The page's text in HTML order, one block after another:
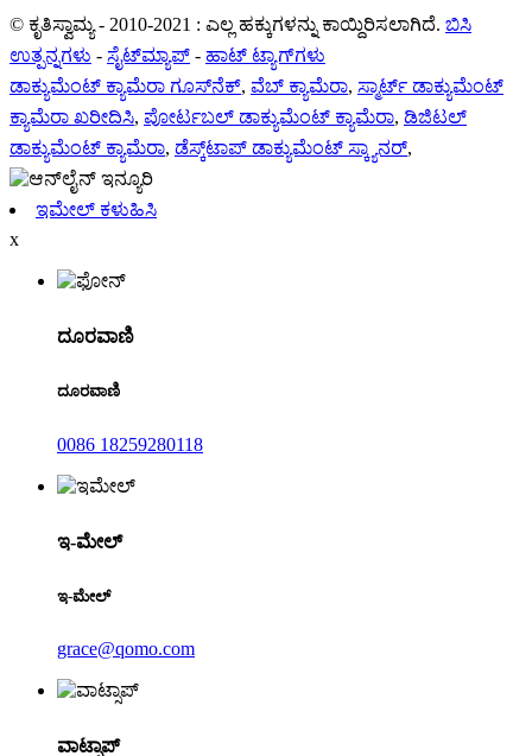
© ಕೃತಿಸ್ವಾಮ್ಯ - 2010-2021 : ಎಲ್ಲ ಹಕ್ಕುಗಳನ್ನು ಕಾಯ್ದಿರಿಸಲಾಗಿದೆ. ಬಿಸಿ
ಉತ್ಪನ್ನಗಳು - ಸೈಟ್‌ಮ್ಯಾಪ್ - ಹಾಟ್ ಟ್ಯಾಗ್‌ಗಳು
ಡಾಕ್ಯುಮೆಂಟ್ ಕ್ಯಾಮೆರಾ ಗೂಸ್‌ನೆಕ್, ವೆಬ್ ಕ್ಯಾಮೆರಾ, ಸ್ಮಾರ್ಟ್ ಡಾಕ್ಯುಮೆಂಟ್
ಕ್ಯಾಮೆರಾ ಖರೀದಿಸಿ, ಪೋರ್ಟಬಲ್ ಡಾಕ್ಯುಮೆಂಟ್ ಕ್ಯಾಮೆರಾ, ಡಿಜಿಟಲ್
ಡಾಕ್ಯುಮೆಂಟ್ ಕ್ಯಾಮೆರಾ, ಡೆಸ್ಕ್‌ಟಾಪ್ ಡಾಕ್ಯುಮೆಂಟ್ ಸ್ಕ್ಯಾನರ್,
ಇಮೇಲ್ ಕಳುಹಿಸಿ
x
ದೂರವಾಣಿ
ದೂರವಾಣಿ
0086 18259280118
ಇ-ಮೇಲ್
ಇ-ಮೇಲ್
grace@qomo.com
ವಾಟ್ಸಾಪ್